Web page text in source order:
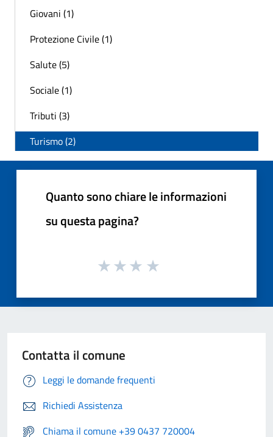
Giovani (1)
Protezione Civile (1)
Salute (5)
Sociale (1)
Tributi (3)
Turismo (2)
Quanto sono chiare le informazioni
su questa pagina?
Contatta il comune
Leggi le domande frequenti
Richiedi Assistenza
Chiama il comune +39 0437 720004